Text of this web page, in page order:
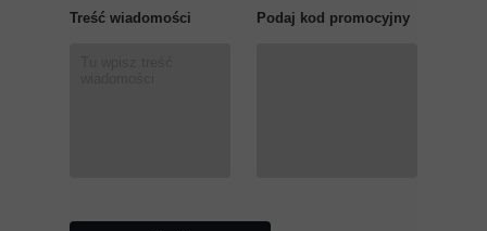
Treść wiadomości Podaj kod promocyjny